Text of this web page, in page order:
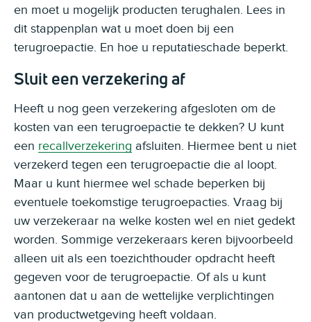
en moet u mogelijk producten terughalen. Lees in
dit stappenplan wat u moet doen bij een
terugroepactie. En hoe u reputatieschade beperkt.
Sluit een verzekering af
Heeft u nog geen verzekering afgesloten om de
kosten van een terugroepactie te dekken? U kunt
een recallverzekering afsluiten. Hiermee bent u niet
verzekerd tegen een terugroepactie die al loopt.
Maar u kunt hiermee wel schade beperken bij
eventuele toekomstige terugroepacties. Vraag bij
uw verzekeraar na welke kosten wel en niet gedekt
worden. Sommige verzekeraars keren bijvoorbeeld
alleen uit als een toezichthouder opdracht heeft
gegeven voor de terugroepactie. Of als u kunt
aantonen dat u aan de wettelijke verplichtingen
van productwetgeving heeft voldaan.